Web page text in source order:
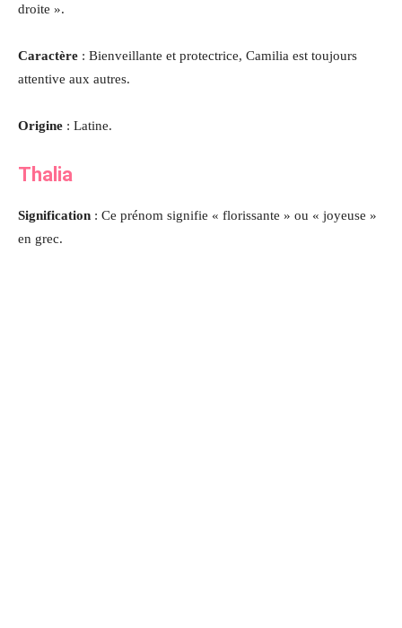
droite ».
Caractère : Bienveillante et protectrice, Camilia est toujours
attentive aux autres.
Origine : Latine.
Thalia
Signification : Ce prénom signifie « florissante » ou « joyeuse »
en grec.